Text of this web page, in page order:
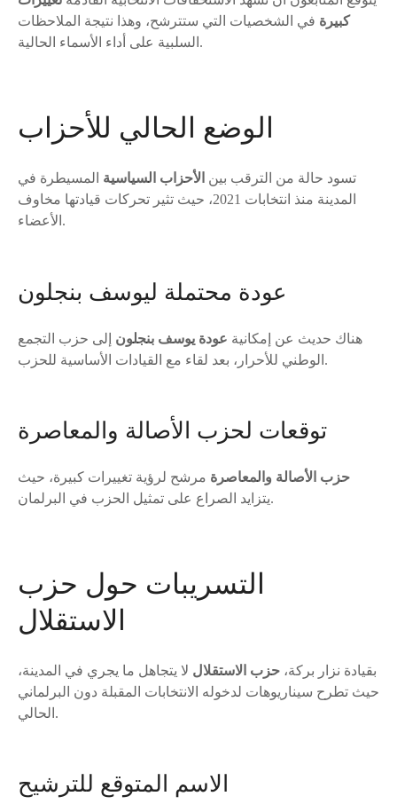
كبيرة في الشخصيات التي ستترشح، وهذا نتيجة الملاحظات
السلبية على أداء الأسماء الحالية.
الوضع الحالي للأحزاب
تسود حالة من الترقب بين الأحزاب السياسية المسيطرة في
المدينة منذ انتخابات 2021، حيث تثير تحركات قيادتها مخاوف
الأعضاء.
عودة محتملة ليوسف بنجلون
هناك حديث عن إمكانية عودة يوسف بنجلون إلى حزب التجمع
الوطني للأحرار، بعد لقاء مع القيادات الأساسية للحزب.
توقعات لحزب الأصالة والمعاصرة
حزب الأصالة والمعاصرة مرشح لرؤية تغييرات كبيرة، حيث
يتزايد الصراع على تمثيل الحزب في البرلمان.
التسريبات حول حزب
الاستقلال
بقيادة نزار بركة، حزب الاستقلال لا يتجاهل ما يجري في المدينة،
حيث تطرح سيناريوهات لدخوله الانتخابات المقبلة دون البرلماني
الحالي.
الاسم المتوقع للترشيح